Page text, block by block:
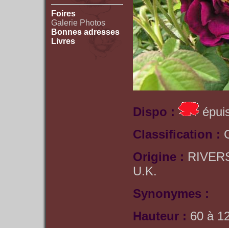
Foires
Galerie Photos
Bonnes adresses
Livres
Dispo :
Classification :
Origine :
U.K.
Synonymes :
Hauteur : 60 à